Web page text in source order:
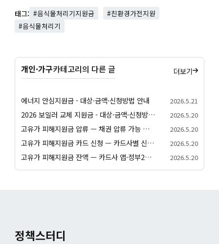
태그: #음식물처리기지원금
#친환경가전지원
#음식물처리기
개인·가구카테고리의 다른 글 더보기
에너지 안심지원금 - 대상·금액·신청방법 안내 2026.5.21
2026 보일러 교체 지원금 - 대상·금액·신청방법 안내 2026.5.20
고유가 피해지원금 압류 — 채권 압류 가능 여부와 보호 절차 안내 2026.5.20
고유가 피해지원금 카드 신청 — 카드사별 신청 방법과 발급 절차 안내 2026.5.20
고유가 피해지원금 잔액 — 카드사 앱·정부24·앱별 잔액 조회 방법 2026.5.20
정책스터디